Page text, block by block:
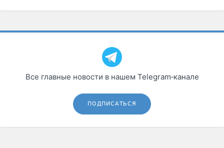
Все главные новости в нашем Telegram‑канале
ПОДПИСАТЬСЯ